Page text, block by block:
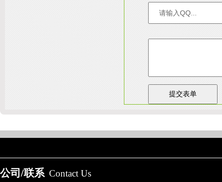
成都别墅装修 别墅样板
高低压开关柜通电试验台
公司/联系 Contact Us